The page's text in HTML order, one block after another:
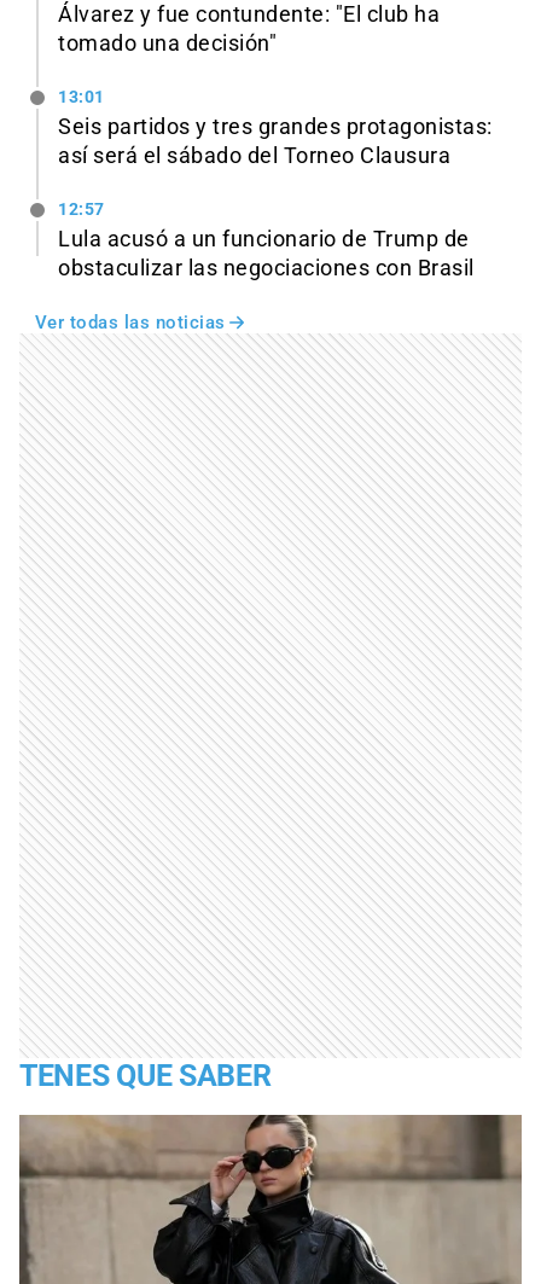
Álvarez y fue contundente: "El club ha
tomado una decisión"
13:01
Seis partidos y tres grandes protagonistas:
así será el sábado del Torneo Clausura
12:57
Lula acusó a un funcionario de Trump de
obstaculizar las negociaciones con Brasil
Ver todas las noticias
TENES QUE SABER